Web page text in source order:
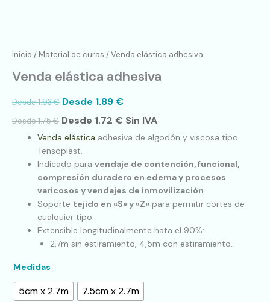
Inicio / Material de curas / Venda elástica adhesiva
Venda elástica adhesiva
Desde1.93€ Desde 1.89€
Desde1.75€ Desde 1.72 € Sin IVA
Venda elástica adhesiva de algodón y viscosa tipo
Tensoplast.
Indicado para vendaje de contención, funcional,
compresión duradero en edema y procesos
varicosos y vendajes de inmovilización.
Soporte tejido en «S» y «Z» para permitir cortes de
cualquier tipo.
Extensible longitudinalmente hata el 90%:
2,7m sin estiramiento, 4,5m con estiramiento.
Medidas
5cm x 2.7m 7.5cm x 2.7m